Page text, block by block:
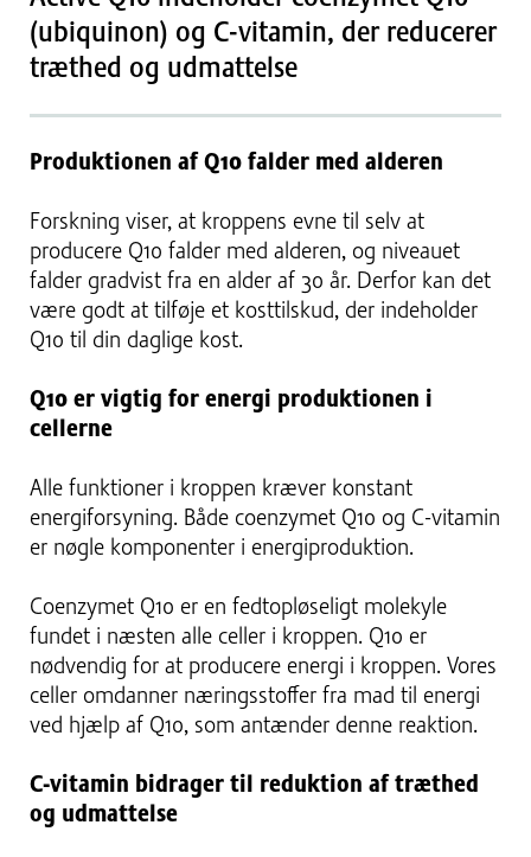
(ubiquinon) og C-vitamin, der reducerer
træthed og udmattelse
Produktionen af Q10 falder med alderen
Forskning viser, at kroppens evne til selv at
producere Q10 falder med alderen, og niveauet
falder gradvist fra en alder af 30 år. Derfor kan det
være godt at tilføje et kosttilskud, der indeholder
Q10 til din daglige kost.
Q10 er vigtig for energi produktionen i
cellerne
Alle funktioner i kroppen kræver konstant
energiforsyning. Både coenzymet Q10 og C-vitamin
er nøgle komponenter i energiproduktion.
Coenzymet Q10 er en fedtopløseligt molekyle
fundet i næsten alle celler i kroppen. Q10 er
nødvendig for at producere energi i kroppen. Vores
celler omdanner næringsstoffer fra mad til energi
ved hjælp af Q10, som antænder denne reaktion.
C-vitamin bidrager til reduktion af træthed
og udmattelse